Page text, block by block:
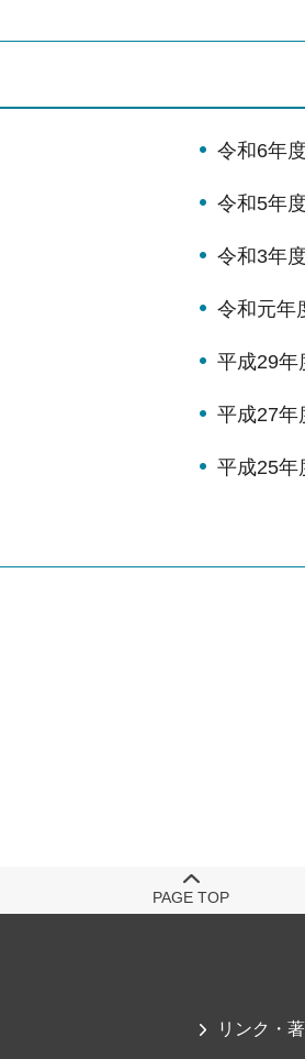
令和6年
令和5年
令和3年
令和元年
平成29年
平成27年
平成25年
PAGE TOP
リンク・